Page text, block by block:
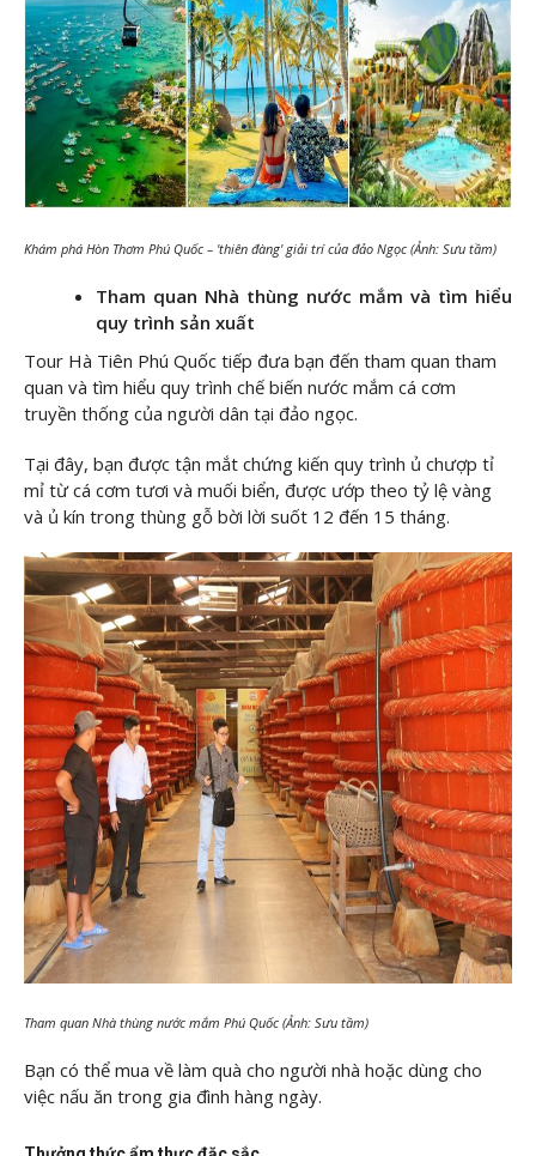
Khám phá Hòn Thơm Phú Quốc – 'thiên đàng' giải trí của đảo Ngọc (Ảnh: Sưu tầm)
Tham quan Nhà thùng nước mắm và tìm hiểu
quy trình sản xuất
Tour Hà Tiên Phú Quốc tiếp đưa bạn đến tham quan tham
quan và tìm hiểu quy trình chế biến nước mắm cá cơm
truyền thống của người dân tại đảo ngọc.
Tại đây, bạn được tận mắt chứng kiến quy trình ủ chượp tỉ
mỉ từ cá cơm tươi và muối biển, được ướp theo tỷ lệ vàng
và ủ kín trong thùng gỗ bời lời suốt 12 đến 15 tháng.
Tham quan Nhà thùng nước mắm Phú Quốc (Ảnh: Sưu tầm)
Bạn có thể mua về làm quà cho người nhà hoặc dùng cho
việc nấu ăn trong gia đình hàng ngày.